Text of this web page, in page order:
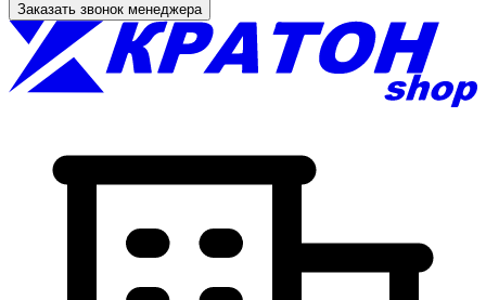
Заказать звонок менеджера